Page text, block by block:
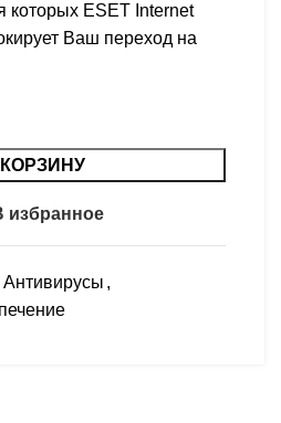
которых ESET Internet
Ваш переход на
избранное
Антивирусы ,